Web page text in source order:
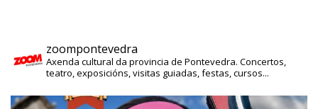
zoompontevedra
Axenda cultural da provincia de Pontevedra. Concertos,
teatro, exposicións, visitas guiadas, festas, cursos...